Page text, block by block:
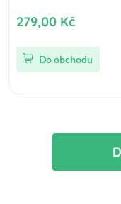
279,00 Kč
Do obchodu